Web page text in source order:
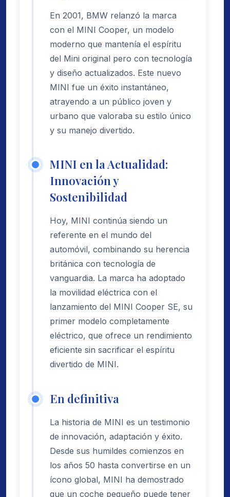
En 2001, BMW relanzó la marca
con el MINI Cooper, un modelo
moderno que mantenía el espíritu
del Mini original pero con tecnología
y diseño actualizados. Este nuevo
MINI fue un éxito instantáneo,
atrayendo a un público joven y
urbano que valoraba su estilo único
y su manejo divertido.
MINI en la Actualidad:
Innovación y
Sostenibilidad
Hoy, MINI continúa siendo un
referente en el mundo del
automóvil, combinando su herencia
británica con tecnología de
vanguardia. La marca ha adoptado
la movilidad eléctrica con el
lanzamiento del MINI Cooper SE, su
primer modelo completamente
eléctrico, que ofrece un rendimiento
eficiente sin sacrificar el espíritu
divertido de MINI.
En definitiva
La historia de MINI es un testimonio
de innovación, adaptación y éxito.
Desde sus humildes comienzos en
los años 50 hasta convertirse en un
ícono global, MINI ha demostrado
que un coche pequeño puede tener